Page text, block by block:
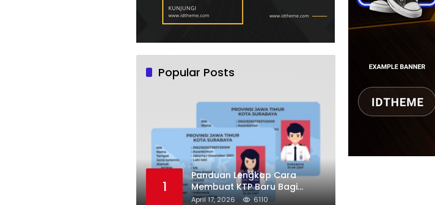
Popular Posts
1
Panduan Lengkap Cara
Membuat KTP Baru Bagi
Pemula Tahun 2026
April 17, 2026 6110